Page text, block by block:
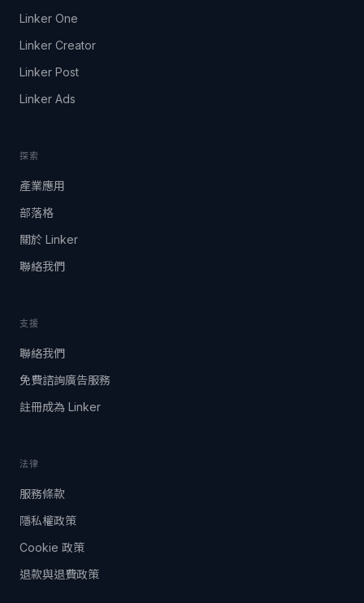
Linker One
Linker Creator
Linker Post
Linker Ads
探索
產業應用
部落格
關於 Linker
聯絡我們
支援
聯絡我們
免費諮詢廣告服務
註冊成為 Linker
法律
服務條款
隱私權政策
Cookie 政策
退款與退費政策